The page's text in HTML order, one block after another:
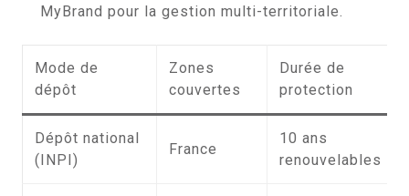
MyBrand pour la gestion multi-territoriale.
Mode de
dépôt
Zones
couvertes
Durée de
protection
Dépôt national
(INPI)
France
10 ans
renouvelables